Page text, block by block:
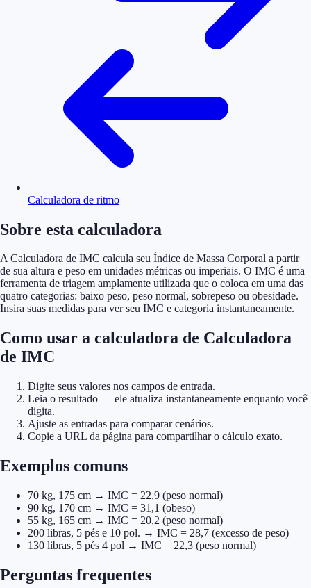
Calculadora de ritmo
Sobre esta calculadora
A Calculadora de IMC calcula seu Índice de Massa Corporal a partir
de sua altura e peso em unidades métricas ou imperiais. O IMC é uma
ferramenta de triagem amplamente utilizada que o coloca em uma das
quatro categorias: baixo peso, peso normal, sobrepeso ou obesidade.
Insira suas medidas para ver seu IMC e categoria instantaneamente.
Como usar a calculadora de Calculadora
de IMC
Digite seus valores nos campos de entrada.
Leia o resultado — ele atualiza instantaneamente enquanto você
digita.
Ajuste as entradas para comparar cenários.
Copie a URL da página para compartilhar o cálculo exato.
Exemplos comuns
70 kg, 175 cm → IMC = 22,9 (peso normal)
90 kg, 170 cm → IMC = 31,1 (obeso)
55 kg, 165 cm → IMC = 20,2 (peso normal)
200 libras, 5 pés e 10 pol. → IMC = 28,7 (excesso de peso)
130 libras, 5 pés 4 pol → IMC = 22,3 (peso normal)
Perguntas frequentes